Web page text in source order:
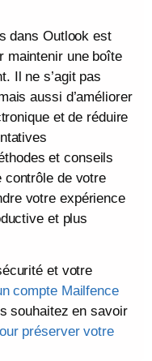
dans Outlook est
maintenir une boîte
Il ne s’agit pas
aussi d’améliorer
et de réduire
et conseils
contrôle de votre
votre expérience
et plus
et votre
compte Mailfence
souhaitez en savoir
préserver votre